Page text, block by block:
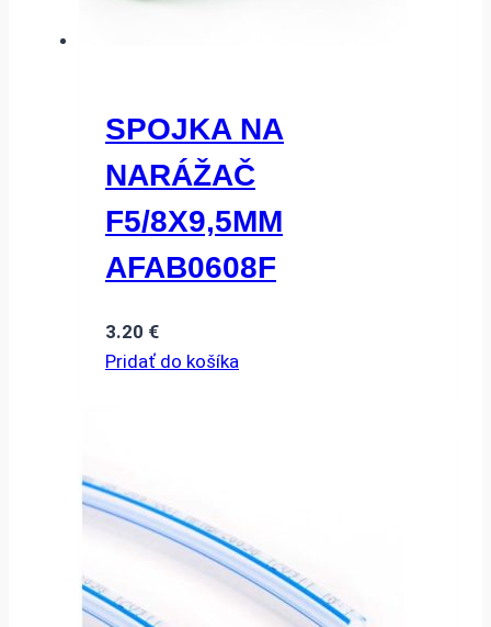
SPOJKA NA
NARÁŽAČ
F5/8X9,5MM
AFAB0608F
3.20 €
Pridať do košíka